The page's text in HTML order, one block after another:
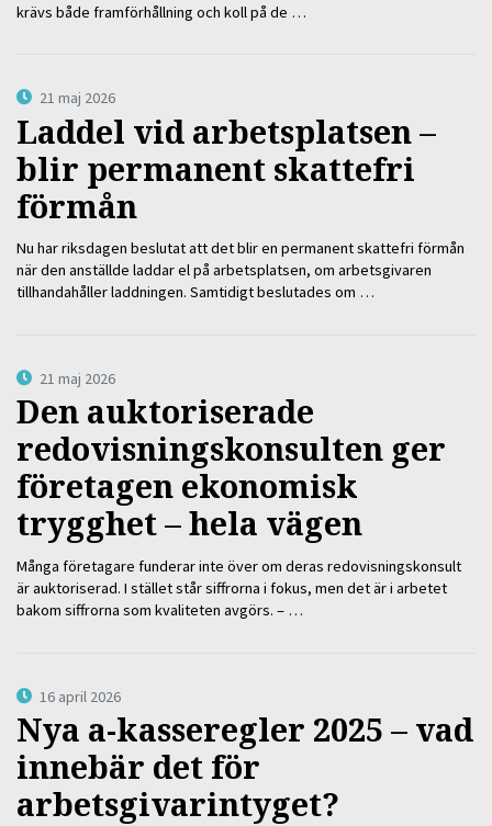
krävs både framförhållning och koll på de …
21 maj 2026
Laddel vid arbetsplatsen –
blir permanent skattefri
förmån
Nu har riksdagen beslutat att det blir en permanent skattefri förmån
när den anställde laddar el på arbetsplatsen, om arbetsgivaren
tillhandahåller laddningen. Samtidigt beslutades om …
21 maj 2026
Den auktoriserade
redovisningskonsulten ger
företagen ekonomisk
trygghet – hela vägen
Många företagare funderar inte över om deras redovisningskonsult
är auktoriserad. I stället står siffrorna i fokus, men det är i arbetet
bakom siffrorna som kvaliteten avgörs. – …
16 april 2026
Nya a-kasseregler 2025 – vad
innebär det för
arbetsgivarintyget?